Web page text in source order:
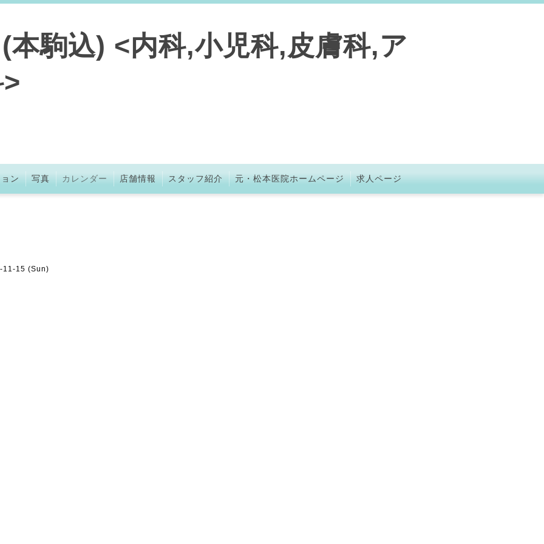
駒込) <内科,小児科,皮膚科,ア
ン 写真 カレンダー 店舗情報 スタッフ紹介 元・松本医院ホームページ 求人ページ
11-15 (Sun)